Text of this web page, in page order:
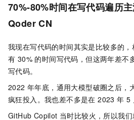
70%-80%时间在写代码遍历
Qoder CN
我现在写代码的时间其实是比较多的
有 30% 的时间写代码，但这两年差不
写代码。
2022 年年底，通用大模型破圈之后，
疯狂投入。我也差不多是在 2023 年 5
GitHub Copilot 当时比较火，所以我